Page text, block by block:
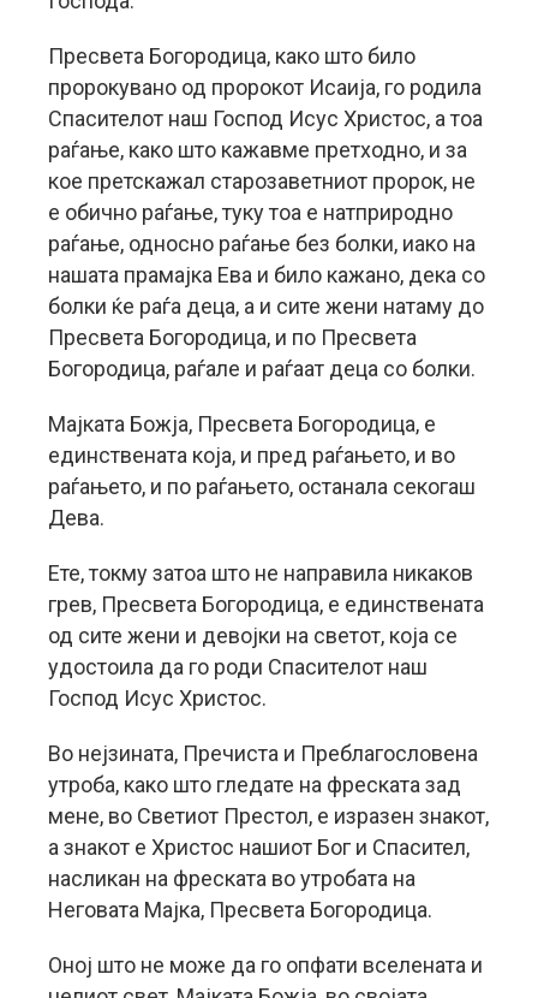
Пресвета Богородица, како што било
пророкувано од пророкот Исаија, го родила
Спасителот наш Господ Исус Христос, а тоа
раѓање, како што кажавме претходно, и за
кое претскажал старозаветниот пророк, не
е обично раѓање, туку тоа е натприродно
раѓање, односно раѓање без болки, иако на
нашата прамајка Ева и било кажано, дека со
болки ќе раѓа деца, а и сите жени натаму до
Пресвета Богородица, и по Пресвета
Богородица, раѓале и раѓаат деца со болки.
Мајката Божја, Пресвета Богородица, е
единствената која, и пред раѓањето, и во
раѓањето, и по раѓањето, останала секогаш
Дева.
Ете, токму затоа што не направила никаков
грев, Пресвета Богородица, е единствената
од сите жени и девојки на светот, која се
удостоила да го роди Спасителот наш
Господ Исус Христос.
Во нејзината, Пречиста и Преблагословена
утроба, како што гледате на фреската зад
мене, во Светиот Престол, е изразен знакот,
а знакот е Христос нашиот Бог и Спасител,
насликан на фреската во утробата на
Неговата Мајка, Пресвета Богородица.
Оној што не може да го опфати вселената и